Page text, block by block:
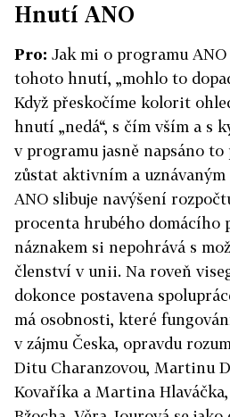
Hnutí ANO
Pro: Jak mi o programu
tohoto hnutí, „mohlo to
Když přeskočíme kolorit
hnutí „nedá“, s čím vším a s
v programu jasně napsáno to
zůstat aktivním a uznávaným
ANO slibuje navýšení
procenta hrubého domácího
náznakem si nepohrává s
členství v unii. Na roveň
dokonce postavena
má osobnosti, které
v zájmu Česka, opravdu
Ditu Charanzovou, Martinu
Kovaříka a Martina